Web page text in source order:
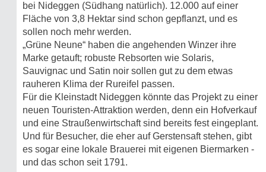
bei Nideggen (Südhang natürlich). 12.000 auf einer
Fläche von 3,8 Hektar sind schon gepflanzt, und es
sollen noch mehr werden.
„Grüne Neune“ haben die angehenden Winzer ihre
Marke getauft; robuste Rebsorten wie Solaris,
Sauvignac und Satin noir sollen gut zu dem etwas
rauheren Klima der Rureifel passen.
Für die Kleinstadt Nideggen könnte das Projekt zu einer
neuen Touristen-Attraktion werden, denn ein Hofverkauf
und eine Straußenwirtschaft sind bereits fest eingeplant.
Und für Besucher, die eher auf Gerstensaft stehen, gibt
es sogar eine lokale Brauerei mit eigenen Biermarken -
und das schon seit 1791.